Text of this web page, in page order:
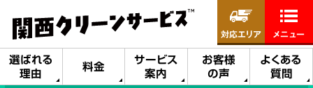
選ばれる
理由
料金
サービス
案内
お客様
の声
よくある
質問
対応エリア メニュー